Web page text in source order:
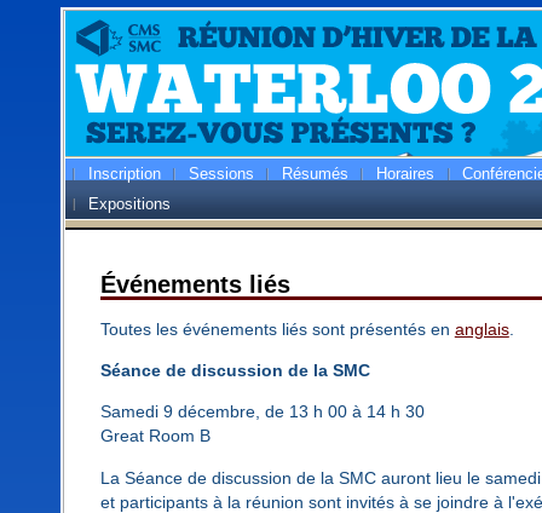
Inscription Sessions Résumés Horaires
Expositions
Événements liés
Toutes les événements liés sont présentés en anglais.
Séance de discussion de la SMC
Samedi 9 décembre, de 13 h 00 à 14 h 30
Great Room B
La Séance de discussion de la SMC auront lieu le
et participants à la réunion sont invités à se joindre à